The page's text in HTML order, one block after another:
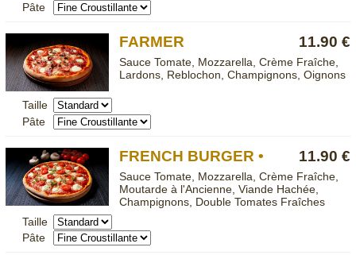
Pâte
11.90 €
FARMER
Sauce Tomate, Mozzarella, Crème Fraîche,
Lardons, Reblochon, Champignons, Oignons
Taille
Pâte
11.90 €
FRENCH BURGER •
Sauce Tomate, Mozzarella, Crème Fraîche,
Moutarde à l'Ancienne, Viande Hachée,
Champignons, Double Tomates Fraîches
Taille
Pâte